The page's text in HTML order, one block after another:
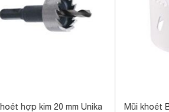
hợp kim 20 mm Unika
Mũi khoét